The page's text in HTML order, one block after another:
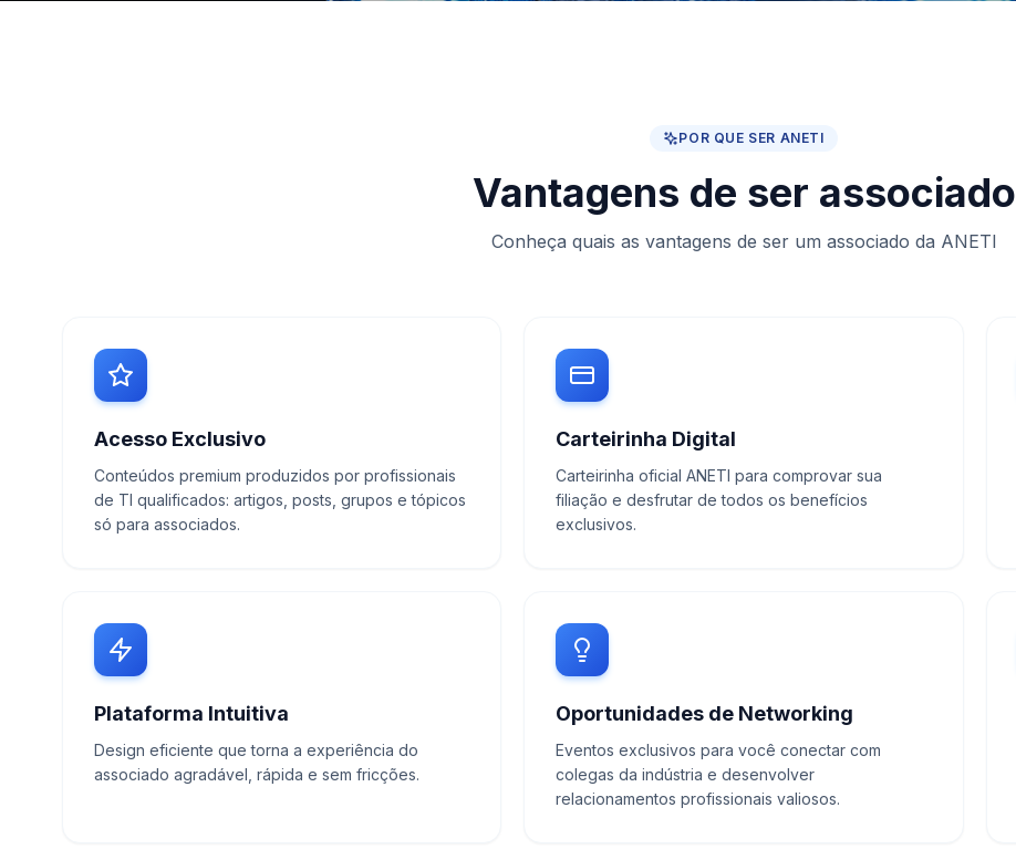
POR QUE SER ANETI
Vantagens de ser associado
Conheça quais as vantagens de ser um associado da ANETI
Acesso Exclusivo
Conteúdos premium produzidos por profissionais
de TI qualificados: artigos, posts, grupos e tópicos
só para associados.
Carteirinha Digital
Carteirinha oficial ANETI para comprovar sua
filiação e desfrutar de todos os benefícios
exclusivos.
Plataforma Intuitiva
Design eficiente que torna a experiência do
associado agradável, rápida e sem fricções.
Oportunidades de Networking
Eventos exclusivos para você conectar com
colegas da indústria e desenvolver
relacionamentos profissionais valiosos.